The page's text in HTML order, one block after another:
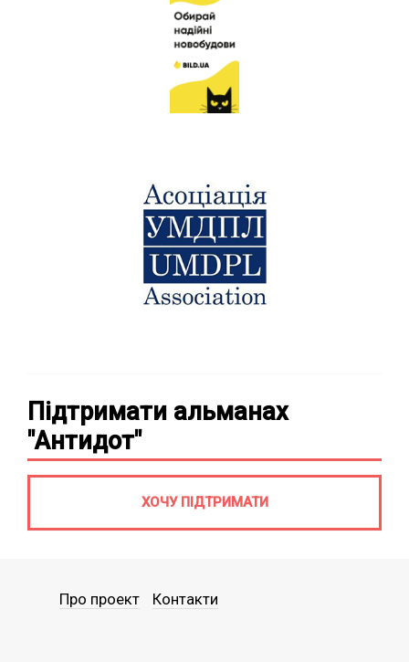
Підтримати альманах
"Антидот"
ХОЧУ ПІДТРИМАТИ
Про проект Контакти